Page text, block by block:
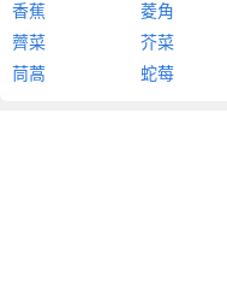
香蕉 菱角
薺菜
芥菜
茼蒿
蛇莓